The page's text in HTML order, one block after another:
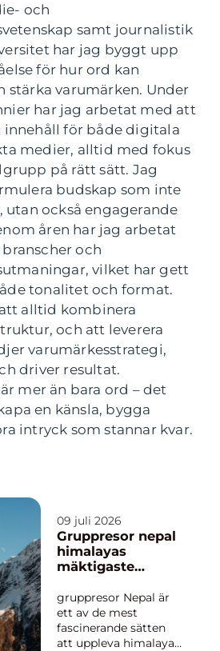
och
samt journalistik
har jag byggt upp
för hur ord kan
stärka varumärken. Under
har jag arbetat med att
innehåll för både digitala
medier, alltid med fokus
på rätt sätt. Jag
budskap som inte
utan också engagerande
åren har jag arbetat
och
vilket har gett
tonalitet och format.
alltid kombinera
och att leverera
varumärkesstrategi,
driver resultat.
mer än bara ord – det
en känsla, bygga
intryck som stannar kvar.
09 juli 2026
Gruppresor nepal
himalayas
mäktigaste
tillsammans
gruppresor Nepal är
ett av de mest
fascinerande sätten
att uppleva himalaya